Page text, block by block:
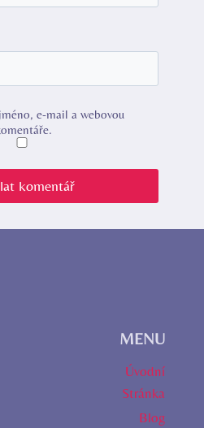
e-mail a webovou
MENU
Úvodní
Stránka
Blog